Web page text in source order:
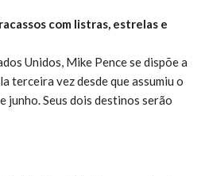
com listras, estrelas e
Unidos, Mike Pence se dispõe a
terceira vez desde que assumiu o
junho. Seus dois destinos serão